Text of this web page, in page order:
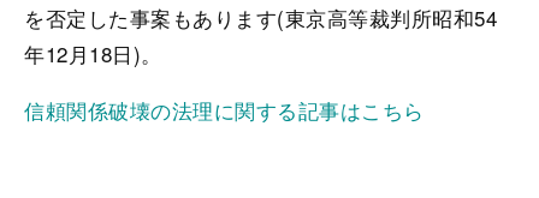
を否定した事案もあります(東京高等裁判所昭和54
年12月18日)。
信頼関係破壊の法理に関する記事はこちら